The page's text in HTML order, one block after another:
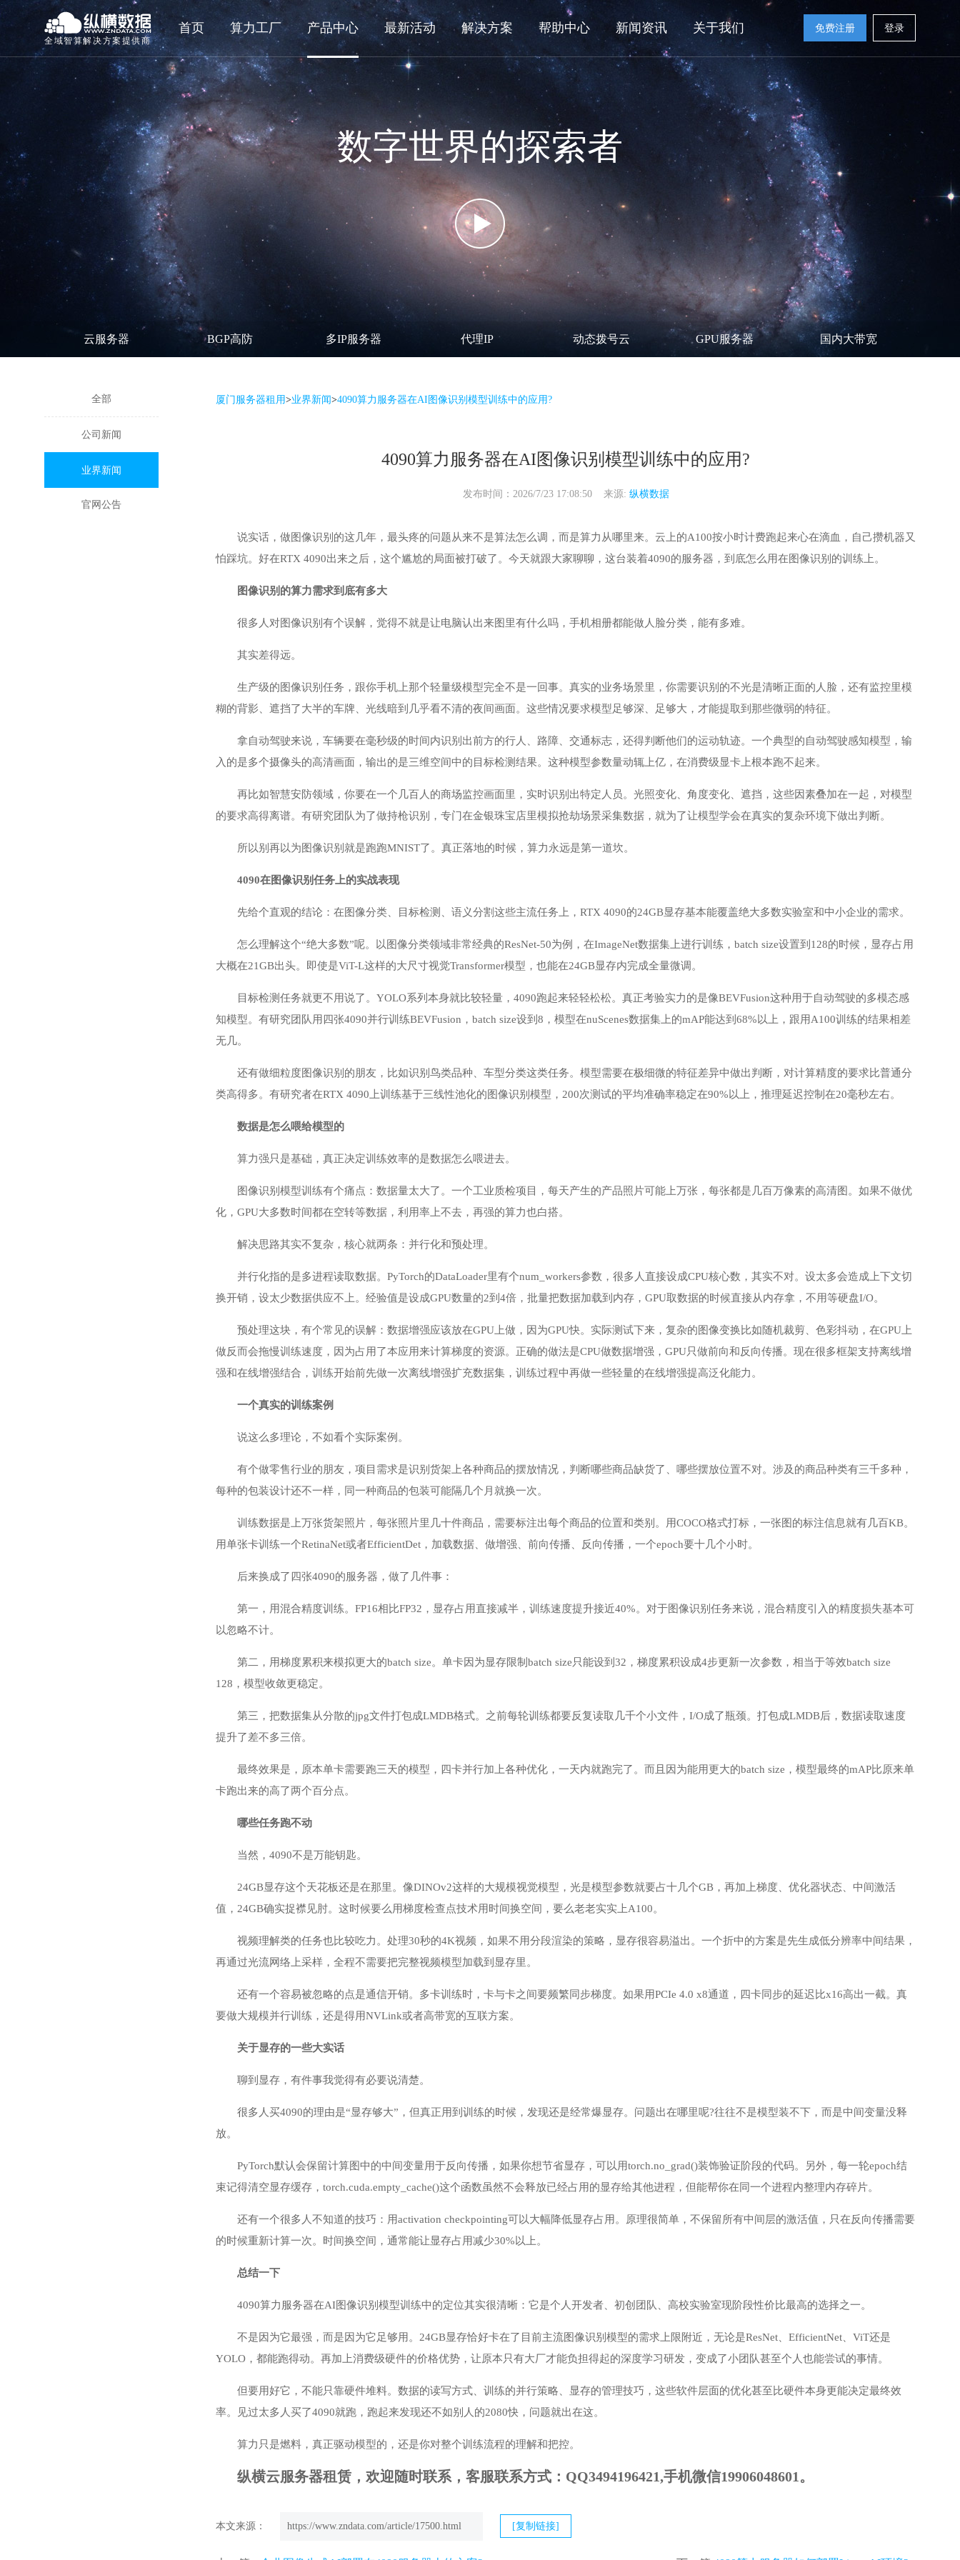
全域智算解决方案提供商
首页 算力工厂 产品中心 最新活动 解决方案 帮助中心 新闻资讯 关于我们 免费注册 登录
数字世界的探索者
云服务器 BGP高防 多IP服务器 代理IP 动态拨号云 GPU服务器 国内大带宽
全部
公司新闻
业界新闻
官网公告
厦门服务器租用>业界新闻>4090算力服务器在AI图像识别模型训练中的应用?
4090算力服务器在AI图像识别模型训练中的应用?
发布时间：2026/7/23 17:08:50 来源: 纵横数据
说实话，做图像识别的这几年，最头疼的问题从来不是算法怎么调，而是算力从哪里来。云上的A100按小时计费跑起来心在滴血，自己攒机器又
怕踩坑。好在RTX 4090出来之后，这个尴尬的局面被打破了。今天就跟大家聊聊，这台装着4090的服务器，到底怎么用在图像识别的训练上。
图像识别的算力需求到底有多大
很多人对图像识别有个误解，觉得不就是让电脑认出来图里有什么吗，手机相册都能做人脸分类，能有多难。
其实差得远。
生产级的图像识别任务，跟你手机上那个轻量级模型完全不是一回事。真实的业务场景里，你需要识别的不光是清晰正面的人脸，还有监控里模
糊的背影、遮挡了大半的车牌、光线暗到几乎看不清的夜间画面。这些情况要求模型足够深、足够大，才能提取到那些微弱的特征。
拿自动驾驶来说，车辆要在毫秒级的时间内识别出前方的行人、路障、交通标志，还得判断他们的运动轨迹。一个典型的自动驾驶感知模型，输
入的是多个摄像头的高清画面，输出的是三维空间中的目标检测结果。这种模型参数量动辄上亿，在消费级显卡上根本跑不起来。
再比如智慧安防领域，你要在一个几百人的商场监控画面里，实时识别出特定人员。光照变化、角度变化、遮挡，这些因素叠加在一起，对模型
的要求高得离谱。有研究团队为了做持枪识别，专门在金银珠宝店里模拟抢劫场景采集数据，就为了让模型学会在真实的复杂环境下做出判断。
所以别再以为图像识别就是跑跑MNIST了。真正落地的时候，算力永远是第一道坎。
4090在图像识别任务上的实战表现
先给个直观的结论：在图像分类、目标检测、语义分割这些主流任务上，RTX 4090的24GB显存基本能覆盖绝大多数实验室和中小企业的需求。
怎么理解这个“绝大多数”呢。以图像分类领域非常经典的ResNet-50为例，在ImageNet数据集上进行训练，batch size设置到128的时候，显存占用
大概在21GB出头。即使是ViT-L这样的大尺寸视觉Transformer模型，也能在24GB显存内完成全量微调。
目标检测任务就更不用说了。YOLO系列本身就比较轻量，4090跑起来轻轻松松。真正考验实力的是像BEVFusion这种用于自动驾驶的多模态感
知模型。有研究团队用四张4090并行训练BEVFusion，batch size设到8，模型在nuScenes数据集上的mAP能达到68%以上，跟用A100训练的结果相差
无几。
还有做细粒度图像识别的朋友，比如识别鸟类品种、车型分类这类任务。模型需要在极细微的特征差异中做出判断，对计算精度的要求比普通分
类高得多。有研究者在RTX 4090上训练基于三线性池化的图像识别模型，200次测试的平均准确率稳定在90%以上，推理延迟控制在20毫秒左右。
数据是怎么喂给模型的
算力强只是基础，真正决定训练效率的是数据怎么喂进去。
图像识别模型训练有个痛点：数据量太大了。一个工业质检项目，每天产生的产品照片可能上万张，每张都是几百万像素的高清图。如果不做优
化，GPU大多数时间都在空转等数据，利用率上不去，再强的算力也白搭。
解决思路其实不复杂，核心就两条：并行化和预处理。
并行化指的是多进程读取数据。PyTorch的DataLoader里有个num_workers参数，很多人直接设成CPU核心数，其实不对。设太多会造成上下文切
换开销，设太少数据供应不上。经验值是设成GPU数量的2到4倍，批量把数据加载到内存，GPU取数据的时候直接从内存拿，不用等硬盘I/O。
预处理这块，有个常见的误解：数据增强应该放在GPU上做，因为GPU快。实际测试下来，复杂的图像变换比如随机裁剪、色彩抖动，在GPU上
做反而会拖慢训练速度，因为占用了本应用来计算梯度的资源。正确的做法是CPU做数据增强，GPU只做前向和反向传播。现在很多框架支持离线增
强和在线增强结合，训练开始前先做一次离线增强扩充数据集，训练过程中再做一些轻量的在线增强提高泛化能力。
一个真实的训练案例
说这么多理论，不如看个实际案例。
有个做零售行业的朋友，项目需求是识别货架上各种商品的摆放情况，判断哪些商品缺货了、哪些摆放位置不对。涉及的商品种类有三千多种，
每种的包装设计还不一样，同一种商品的包装可能隔几个月就换一次。
训练数据是上万张货架照片，每张照片里几十件商品，需要标注出每个商品的位置和类别。用COCO格式打标，一张图的标注信息就有几百KB。
用单张卡训练一个RetinaNet或者EfficientDet，加载数据、做增强、前向传播、反向传播，一个epoch要十几个小时。
后来换成了四张4090的服务器，做了几件事：
第一，用混合精度训练。FP16相比FP32，显存占用直接减半，训练速度提升接近40%。对于图像识别任务来说，混合精度引入的精度损失基本可
以忽略不计。
第二，用梯度累积来模拟更大的batch size。单卡因为显存限制batch size只能设到32，梯度累积设成4步更新一次参数，相当于等效batch size
128，模型收敛更稳定。
第三，把数据集从分散的jpg文件打包成LMDB格式。之前每轮训练都要反复读取几千个小文件，I/O成了瓶颈。打包成LMDB后，数据读取速度
提升了差不多三倍。
最终效果是，原本单卡需要跑三天的模型，四卡并行加上各种优化，一天内就跑完了。而且因为能用更大的batch size，模型最终的mAP比原来单
卡跑出来的高了两个百分点。
哪些任务跑不动
当然，4090不是万能钥匙。
24GB显存这个天花板还是在那里。像DINOv2这样的大规模视觉模型，光是模型参数就要占十几个GB，再加上梯度、优化器状态、中间激活
值，24GB确实捉襟见肘。这时候要么用梯度检查点技术用时间换空间，要么老老实实上A100。
视频理解类的任务也比较吃力。处理30秒的4K视频，如果不用分段渲染的策略，显存很容易溢出。一个折中的方案是先生成低分辨率中间结果，
再通过光流网络上采样，全程不需要把完整视频模型加载到显存里。
还有一个容易被忽略的点是通信开销。多卡训练时，卡与卡之间要频繁同步梯度。如果用PCIe 4.0 x8通道，四卡同步的延迟比x16高出一截。真
要做大规模并行训练，还是得用NVLink或者高带宽的互联方案。
关于显存的一些大实话
聊到显存，有件事我觉得有必要说清楚。
很多人买4090的理由是“显存够大”，但真正用到训练的时候，发现还是经常爆显存。问题出在哪里呢?往往不是模型装不下，而是中间变量没释
放。
PyTorch默认会保留计算图中的中间变量用于反向传播，如果你想节省显存，可以用torch.no_grad()装饰验证阶段的代码。另外，每一轮epoch结
束记得清空显存缓存，torch.cuda.empty_cache()这个函数虽然不会释放已经占用的显存给其他进程，但能帮你在同一个进程内整理内存碎片。
还有一个很多人不知道的技巧：用activation checkpointing可以大幅降低显存占用。原理很简单，不保留所有中间层的激活值，只在反向传播需要
的时候重新计算一次。时间换空间，通常能让显存占用减少30%以上。
总结一下
4090算力服务器在AI图像识别模型训练中的定位其实很清晰：它是个人开发者、初创团队、高校实验室现阶段性价比最高的选择之一。
不是因为它最强，而是因为它足够用。24GB显存恰好卡在了目前主流图像识别模型的需求上限附近，无论是ResNet、EfficientNet、ViT还是
YOLO，都能跑得动。再加上消费级硬件的价格优势，让原本只有大厂才能负担得起的深度学习研发，变成了小团队甚至个人也能尝试的事情。
但要用好它，不能只靠硬件堆料。数据的读写方式、训练的并行策略、显存的管理技巧，这些软件层面的优化甚至比硬件本身更能决定最终效
率。见过太多人买了4090就跑，跑起来发现还不如别人的2080快，问题就出在这。
算力只是燃料，真正驱动模型的，还是你对整个训练流程的理解和把控。
纵横云服务器租赁，欢迎随时联系，客服联系方式：QQ3494196421,手机微信19906048601。
本文来源： https://www.zndata.com/article/17500.html [复制链接]